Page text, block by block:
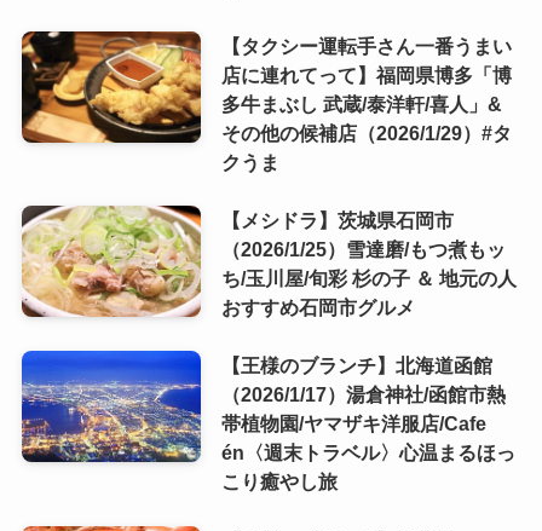
【タクシー運転手さん一番うまい
店に連れてって】福岡県博多「博
多牛まぶし 武蔵/泰洋軒/喜人」&
その他の候補店（2026/1/29）#タ
クうま
【メシドラ】茨城県石岡市
（2026/1/25）雪達磨/もつ煮もッ
ち/玉川屋/旬彩 杉の子 ＆ 地元の人
おすすめ石岡市グルメ
【王様のブランチ】北海道函館
（2026/1/17）湯倉神社/函館市熱
帯植物園/ヤマザキ洋服店/Cafe
én〈週末トラベル〉心温まるほっ
こり癒やし旅